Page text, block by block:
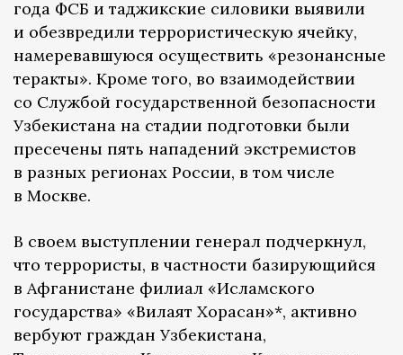
года ФСБ и таджикские силовики выявили
и обезвредили террористическую ячейку,
намеревавшуюся осуществить «резонансные
теракты». Кроме того, во взаимодействии
со Службой государственной безопасности
Узбекистана на стадии подготовки были
пресечены пять нападений экстремистов
в разных регионах России, в том числе
в Москве.
В своем выступлении генерал подчеркнул,
что террористы, в частности базирующийся
в Афганистане филиал «Исламского
государства» «Вилаят Хорасан»*, активно
вербуют граждан Узбекистана,